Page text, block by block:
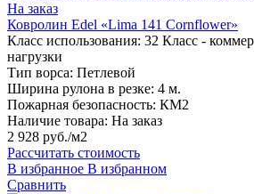
На заказ
Ковролин Edel «Lima 141 Cornflower»
Класс использования: 32 Класс -
нагрузки
Тип ворса: Петлевой
Ширина рулона в резке: 4 м.
Пожарная безопасность: КМ2
Наличие товара: На заказ
2 928 руб./м2
Рассчитать стоимость
В избранное В избранном
Сравнить